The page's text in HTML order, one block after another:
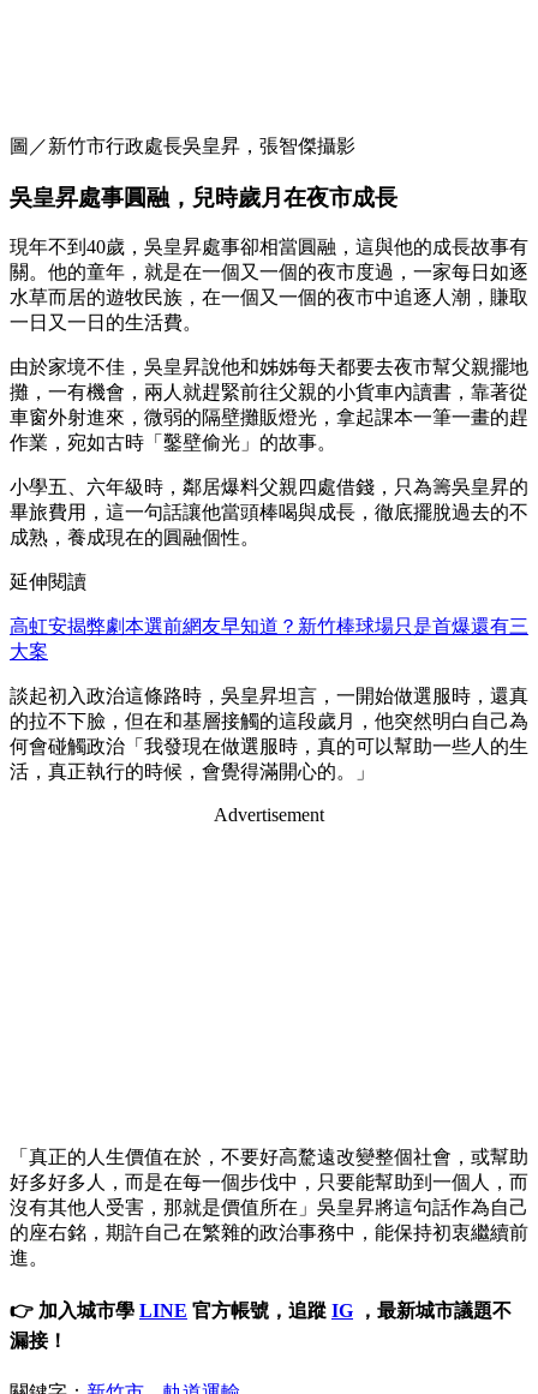
圖／新竹市行政處長吳皇昇，張智傑攝影
吳皇昇處事圓融，兒時歲月在夜市成長
現年不到40歲，吳皇昇處事卻相當圓融，這與他的成長故事有
關。他的童年，就是在一個又一個的夜市度過，一家每日如逐
水草而居的遊牧民族，在一個又一個的夜市中追逐人潮，賺取
一日又一日的生活費。
由於家境不佳，吳皇昇說他和姊姊每天都要去夜市幫父親擺地
攤，一有機會，兩人就趕緊前往父親的小貨車內讀書，靠著從
車窗外射進來，微弱的隔壁攤販燈光，拿起課本一筆一畫的趕
作業，宛如古時「鑿壁偷光」的故事。
小學五、六年級時，鄰居爆料父親四處借錢，只為籌吳皇昇的
畢旅費用，這一句話讓他當頭棒喝與成長，徹底擺脫過去的不
成熟，養成現在的圓融個性。
延伸閱讀
高虹安揭弊劇本選前網友早知道？新竹棒球場只是首爆還有三
大案
談起初入政治這條路時，吳皇昇坦言，一開始做選服時，還真
的拉不下臉，但在和基層接觸的這段歲月，他突然明白自己為
何會碰觸政治「我發現在做選服時，真的可以幫助一些人的生
活，真正執行的時候，會覺得滿開心的。」
Advertisement
「真正的人生價值在於，不要好高騖遠改變整個社會，或幫助
好多好多人，而是在每一個步伐中，只要能幫助到一個人，而
沒有其他人受害，那就是價值所在」吳皇昇將這句話作為自己
的座右銘，期許自己在繁雜的政治事務中，能保持初衷繼續前
進。
👉 加入城市學 LINE 官方帳號，追蹤 IG ，最新城市議題不
漏接！